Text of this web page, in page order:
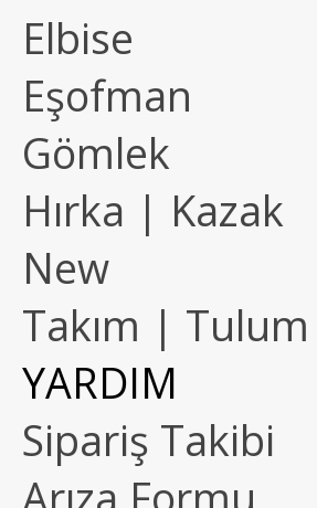
Elbise
Eşofman
Gömlek
Hırka | Kazak
New
Takım | Tulum
YARDIM
Sipariş Takibi